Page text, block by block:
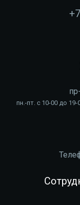
пн.-пт. с 10-00 до